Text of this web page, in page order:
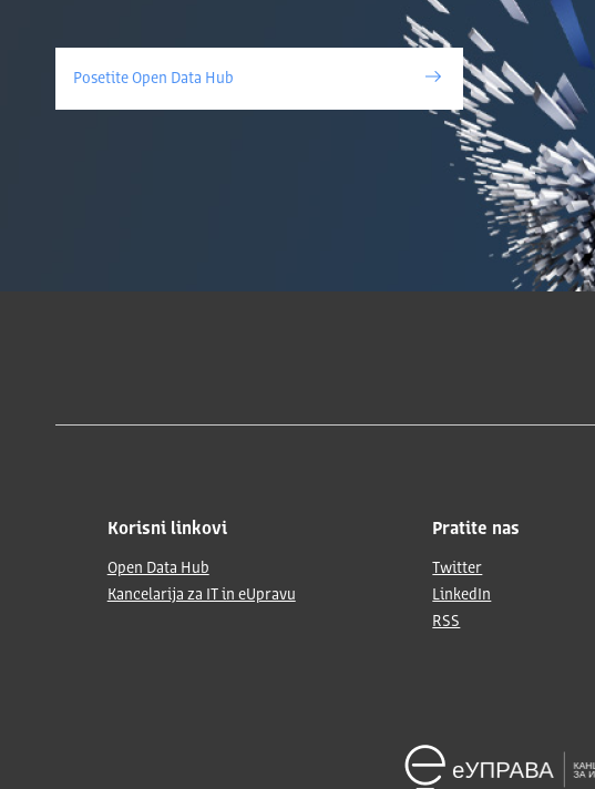
Posetite Open Data Hub
Korisni linkovi
Open Data Hub
Kancelarija za IT in eUpravu
Pratite nas
Twitter
LinkedIn
RSS